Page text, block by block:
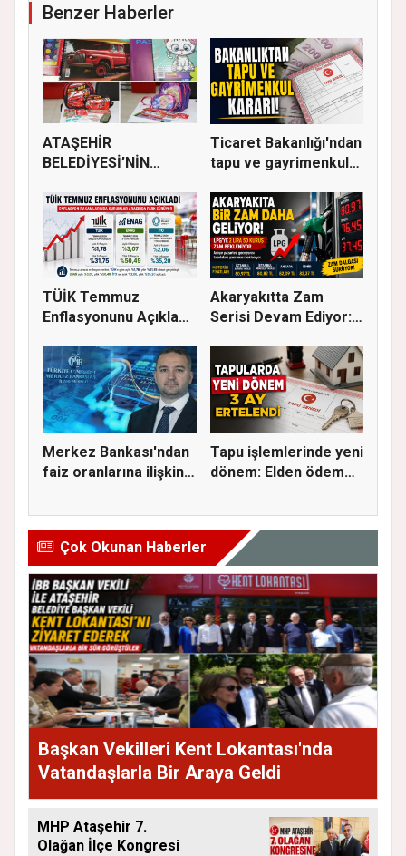
Benzer Haberler
ATAŞEHİR
BELEDİYESİ’NİN
DEST...
Ticaret Bakanlığı'ndan
tapu ve gayrimenkul
TÜİK Temmuz
Enflasyonunu Açıkladı:
Akaryakıtta Zam
Serisi Devam Ediyor:
Merkez Bankası'ndan
faiz oranlarına ilişkin
Tapu işlemlerinde yeni
dönem: Elden ödeme
Çok Okunan Haberler
Başkan Vekilleri Kent Lokantası'nda
Vatandaşlarla Bir Araya Geldi
MHP Ataşehir 7.
Olağan İlçe Kongresi